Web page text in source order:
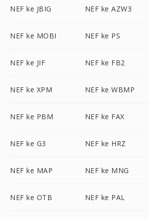
NEF ke JBIG NEF ke AZW3
NEF ke MOBI NEF ke PS
NEF ke JIF NEF ke FB2
NEF ke XPM NEF ke WBMP
NEF ke PBM NEF ke FAX
NEF ke G3 NEF ke HRZ
NEF ke MAP NEF ke MNG
NEF ke OTB NEF ke PAL